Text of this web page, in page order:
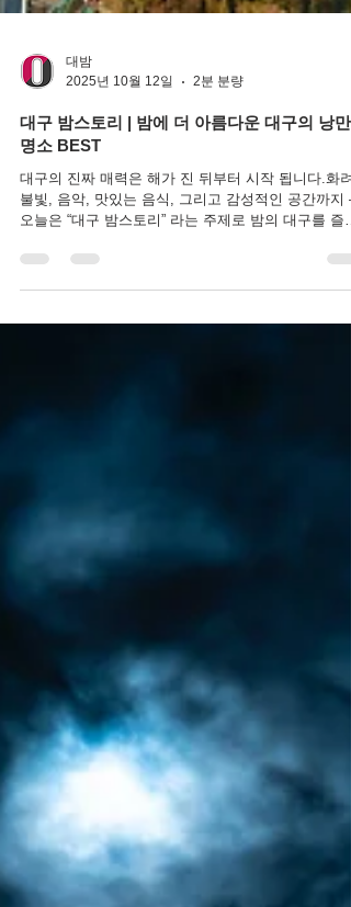
대밤
2025년 10월 12일
대구 밤스토리 | 밤에 더 아름다운 대구의 낭만
명소 BEST
불빛, 음악, 맛있는 음식, 그리고 감성적인 공간까지
산책 루트까지 모두...